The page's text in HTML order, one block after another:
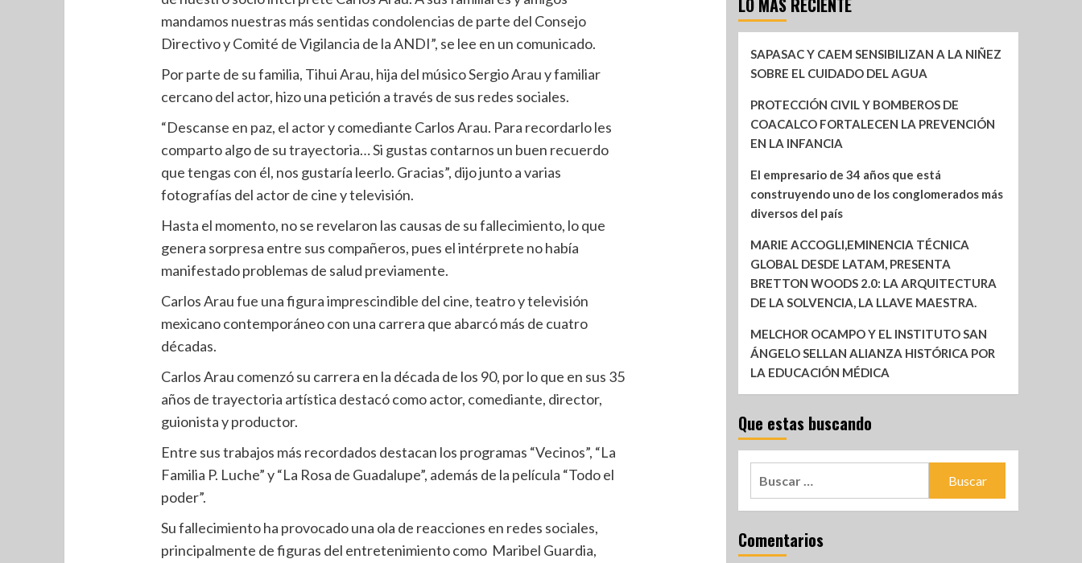
mandamos nuestras más sentidas condolencias de parte del Consejo
Directivo y Comité de Vigilancia de la ANDI”, se lee en un comunicado.
Por parte de su familia, Tihui Arau, hija del músico Sergio Arau y familiar
cercano del actor, hizo una petición a través de sus redes sociales.
“Descanse en paz, el actor y comediante Carlos Arau. Para recordarlo les
comparto algo de su trayectoria… Si gustas contarnos un buen recuerdo
que tengas con él, nos gustaría leerlo. Gracias”, dijo junto a varias
fotografías del actor de cine y televisión.
Hasta el momento, no se revelaron las causas de su fallecimiento, lo que
genera sorpresa entre sus compañeros, pues el intérprete no había
manifestado problemas de salud previamente.
Carlos Arau fue una figura imprescindible del cine, teatro y televisión
mexicano contemporáneo con una carrera que abarcó más de cuatro
décadas.
Carlos Arau comenzó su carrera en la década de los 90, por lo que en sus 35
años de trayectoria artística destacó como actor, comediante, director,
guionista y productor.
Entre sus trabajos más recordados destacan los programas “Vecinos”, “La
Familia P. Luche” y “La Rosa de Guadalupe”, además de la película “Todo el
poder”.
Su fallecimiento ha provocado una ola de reacciones en redes sociales,
principalmente de figuras del entretenimiento como Maribel Guardia,
LO MÁS RECIENTE
SAPASAC Y CAEM SENSIBILIZAN A LA NIÑEZ
SOBRE EL CUIDADO DEL AGUA
PROTECCIÓN CIVIL Y BOMBEROS DE
COACALCO FORTALECEN LA PREVENCIÓN
EN LA INFANCIA
El empresario de 34 años que está
construyendo uno de los conglomerados más
diversos del país
MARIE ACCOGLI,EMINENCIA TÉCNICA
GLOBAL DESDE LATAM, PRESENTA
BRETTON WOODS 2.0: LA ARQUITECTURA
DE LA SOLVENCIA, LA LLAVE MAESTRA.
MELCHOR OCAMPO Y EL INSTITUTO SAN
ÁNGELO SELLAN ALIANZA HISTÓRICA POR
LA EDUCACIÓN MÉDICA
Que estas buscando
Comentarios